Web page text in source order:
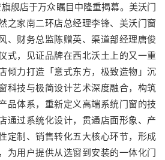
舰店于万众瞩目中隆重揭幕。美沃门
之家南二环店总经理李锋、美沃门窗
、财务总监陈赠英、渠道部经理唐俊
式，见证品牌在西北沃土上的又一重
倾力打造「意式东方，极致造物」沉
科技与极简设计艺术深度融合，构筑
品体系，重新定义高端系统门窗的技
通过系统化设计，贯通店面形象、产
定制、销售转化五大核心环节，形成
为用户提供从选窗到安装的一体化门